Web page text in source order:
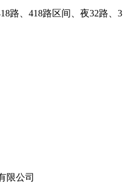
路、418路区间、夜32路、3
限公司